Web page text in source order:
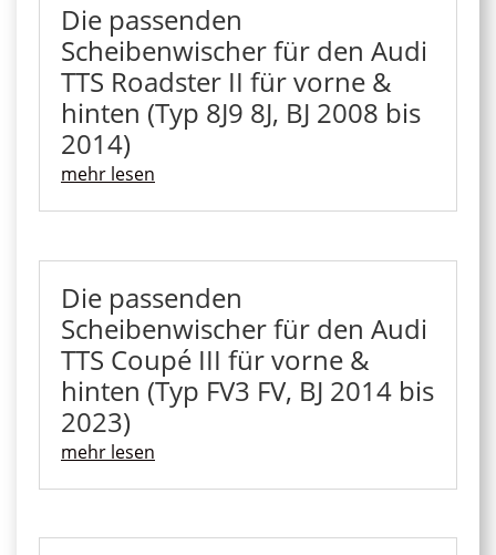
Die passenden
Scheibenwischer für den Audi
TTS Roadster II für vorne &
hinten (Typ 8J9 8J, BJ 2008 bis
2014)
mehr lesen
Die passenden
Scheibenwischer für den Audi
TTS Coupé III für vorne &
hinten (Typ FV3 FV, BJ 2014 bis
2023)
mehr lesen